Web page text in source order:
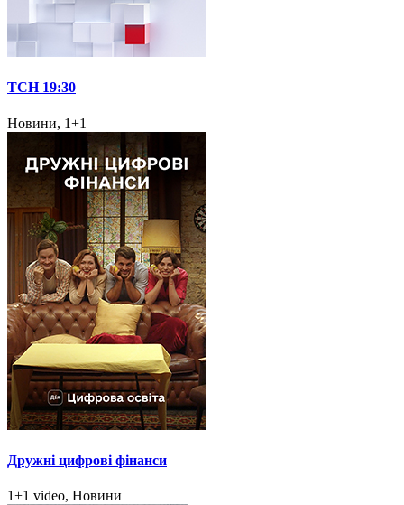
ТСН 19:30
Новини, 1+1
Дружні цифрові фінанси
1+1 video, Новини